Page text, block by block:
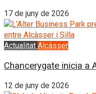
17 de juny de 2026
Actualitat Alcàsser
Chancerygate inicia a
12 de juny de 2026